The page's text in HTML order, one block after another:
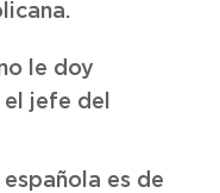
le doy
jefe del
es de